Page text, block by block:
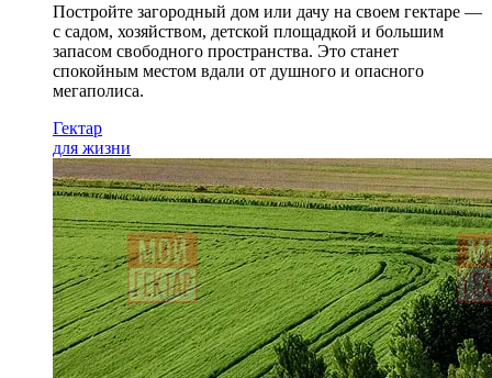
Постройте загородный дом или дачу на своем гектаре —
с садом, хозяйством, детской площадкой и большим
запасом свободного пространства. Это станет
спокойным местом вдали от душного и опасного
мегаполиса.
Гектар
для жизни